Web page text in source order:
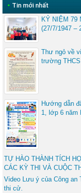
• Tin mới nhất
KỶ NIỆM 79
(27/7/1947 –
Thư ngỏ về
trường
Hướng dẫn
1, lớp 6 năm
TỰ HÀO THÀNH TÍCH
CÁC KỲ THI VÀ CUỘC
Video Lưu ý của Công an
thi cử.